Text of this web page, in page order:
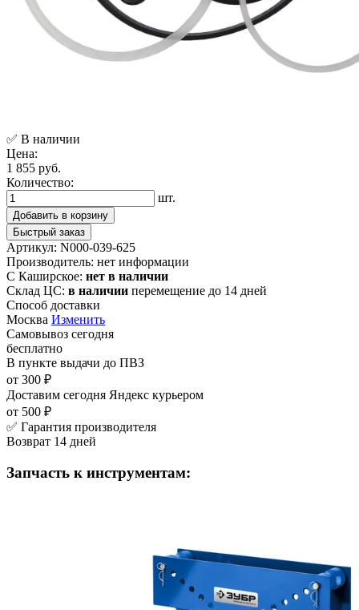
✅ В наличии
Цена:
1 855 руб.
Количество:
шт.
Добавить в корзину
Быстрый заказ
Артикул: N000-039-625
Производитель: нет информации
С Каширское: нет в наличии
Склад ЦС: в наличии перемещение до 14 дней
Способ доставки
Москва Изменить
Самовывоз сегодня
бесплатно
В пункте выдачи до ПВЗ
от 300 ₽
Доставим сегодня Яндекс курьером
от 500 ₽
✅ Гарантия производителя
Возврат 14 дней
Запчасть к инструментам: